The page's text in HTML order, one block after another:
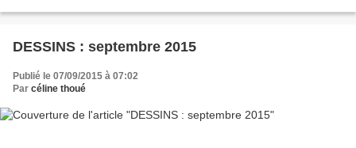
DESSINS : septembre 2015
Publié le 07/09/2015 à 07:02
Par céline thoué